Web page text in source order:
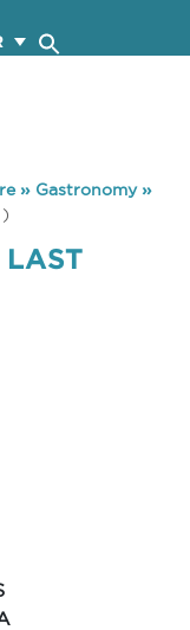
» Gastronomy»
LAST